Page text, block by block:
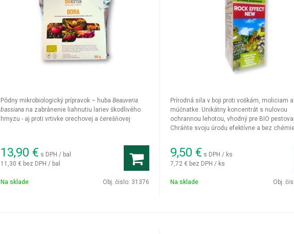
Pôdny mikrobiologický prípravok – huba Beauveria
bassianana zabránenie liahnutiu lariev škodlivého
hmyzu - aj proti vrtivke orechovej a čerešňovej
13,90 € s DPH / bal
11,30 € bez DPH / bal
Na sklade Obj. čislo: 31376
Prírodná sila v boji proti voškám, moliciam a
múčnatke. Unikátny koncentrát s nulovou
ochrannou lehotou, vhodný pre BIO
Chráňte svoju úrodu efektívne a bez
9,50 € s DPH / ks
7,72 € bez DPH / ks
Na sklade Obj.